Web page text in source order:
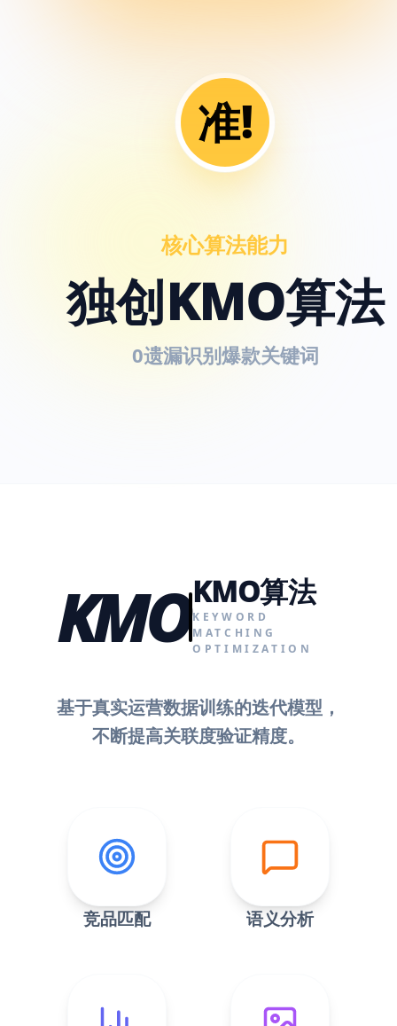
准!
核心算法能力
独创KMO算法
0遗漏识别爆款关键词
KMOKMO算法
KEYWORD
MATCHING
OPTIMIZATION
基于真实运营数据训练的迭代模型，
不断提高关联度验证精度。
竞品匹配 语义分析